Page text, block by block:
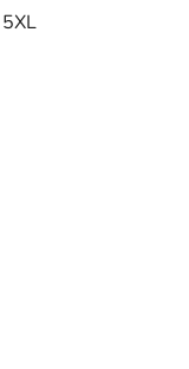
5XL